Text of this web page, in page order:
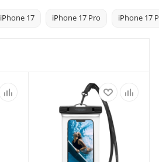
iPhone 17 iPhone 17 Pro iPhone 17